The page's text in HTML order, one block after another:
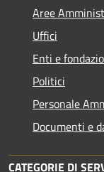
Aree
Uffici
Enti e
Politici
Personale
Documenti e
CATEGORIE DI